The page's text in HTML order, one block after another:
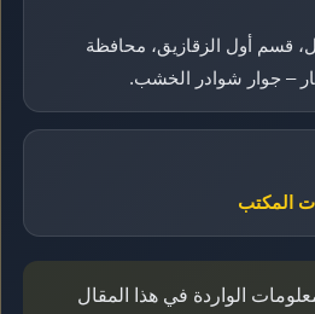
قسم أول الزقازيق، محافظة
المكتب
الواردة في هذا المقال